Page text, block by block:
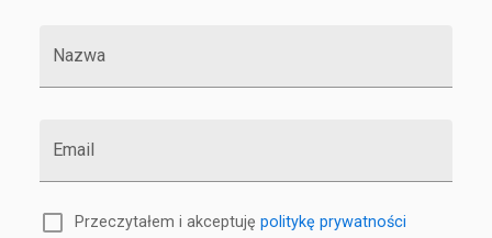
Nazwa
Email
Przeczytałem i akceptuję politykę prywatności